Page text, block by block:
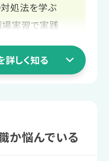
テージ
くり
テージ
を
ます。
うな職種や、
な業務のイメ
を探す
処法を学ぶ
実習で実践
企業に伝える
身につける
の
詳しく知る
か悩んでいる